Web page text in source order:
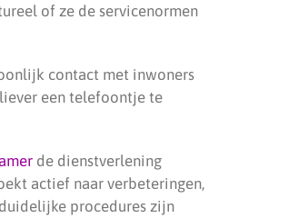
of ze de servicenormen
contact met inwoners
een telefoontje te
de dienstverlening
actief naar verbeteringen,
procedures zijn